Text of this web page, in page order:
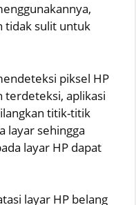
tidak sulit untuk
piksel HP
terdeteksi, aplikasi
titik-titik
layar sehingga
layar HP dapat
layar HP belang